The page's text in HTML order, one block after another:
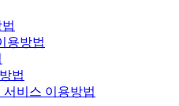
용방법
법
서비스 이용방법